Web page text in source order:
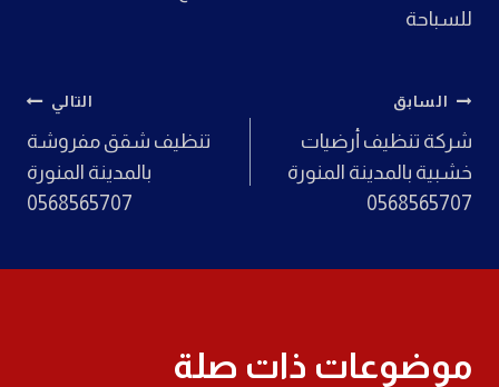
للسباحة
تصفّح
المقالات
السابق
شركة تنظيف أرضيات
خشبية بالمدينة المنورة
0568565707
التالي
تنظيف شقق مفروشة
بالمدينة المنورة
0568565707
موضوعات ذات صلة